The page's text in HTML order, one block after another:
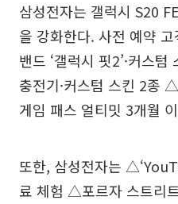
삼성전자는 갤럭시 S20
을 강화한다. 사전 예약
밴드 ‘갤럭시 핏2’·커스
충전기·커스텀 스킨 2종
게임 패스 얼티밋 3개월
또한, 삼성전자는
료 체험 △포르자 스트리